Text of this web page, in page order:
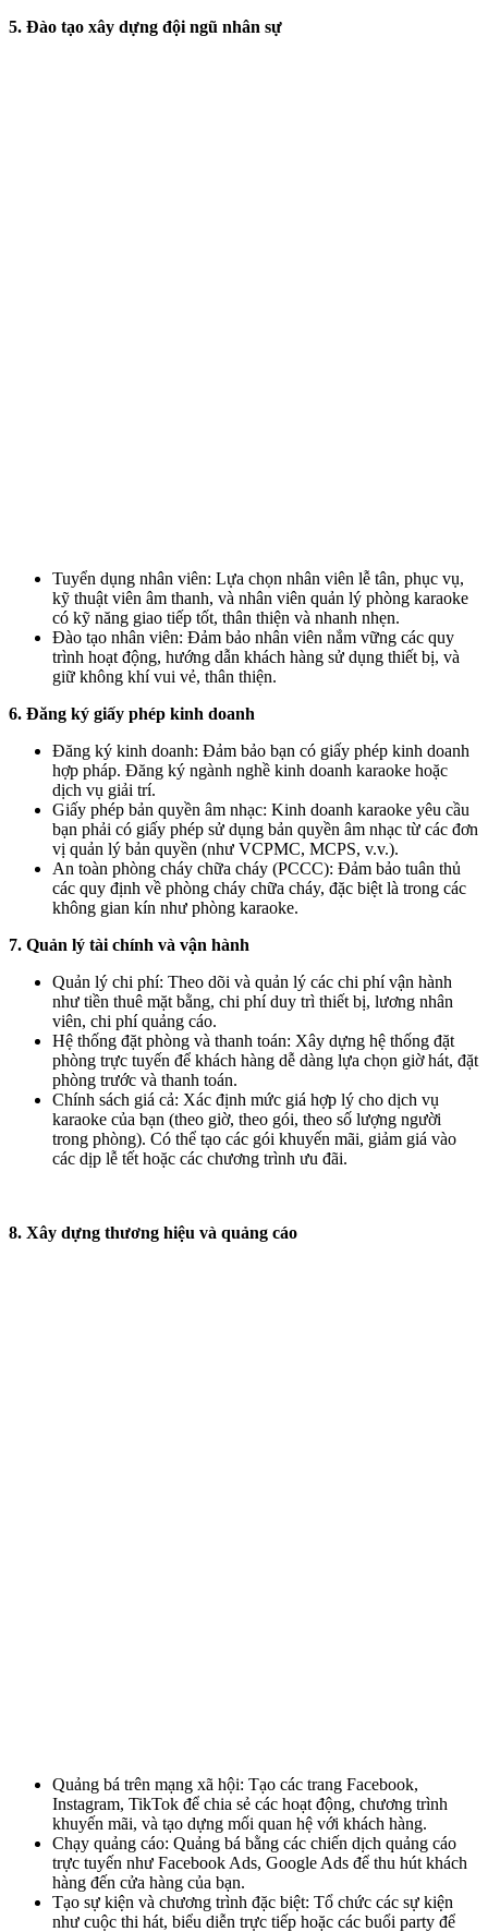
5. Đào tạo xây dựng đội ngũ nhân sự
Tuyển dụng nhân viên: Lựa chọn nhân viên lễ tân, phục vụ,
kỹ thuật viên âm thanh, và nhân viên quản lý phòng karaoke
có kỹ năng giao tiếp tốt, thân thiện và nhanh nhẹn.
Đào tạo nhân viên: Đảm bảo nhân viên nắm vững các quy
trình hoạt động, hướng dẫn khách hàng sử dụng thiết bị, và
giữ không khí vui vẻ, thân thiện.
6. Đăng ký giấy phép kinh doanh
Đăng ký kinh doanh: Đảm bảo bạn có giấy phép kinh doanh
hợp pháp. Đăng ký ngành nghề kinh doanh karaoke hoặc
dịch vụ giải trí.
Giấy phép bản quyền âm nhạc: Kinh doanh karaoke yêu cầu
bạn phải có giấy phép sử dụng bản quyền âm nhạc từ các đơn
vị quản lý bản quyền (như VCPMC, MCPS, v.v.).
An toàn phòng cháy chữa cháy (PCCC): Đảm bảo tuân thủ
các quy định về phòng cháy chữa cháy, đặc biệt là trong các
không gian kín như phòng karaoke.
7. Quản lý tài chính và vận hành
Quản lý chi phí: Theo dõi và quản lý các chi phí vận hành
như tiền thuê mặt bằng, chi phí duy trì thiết bị, lương nhân
viên, chi phí quảng cáo.
Hệ thống đặt phòng và thanh toán: Xây dựng hệ thống đặt
phòng trực tuyến để khách hàng dễ dàng lựa chọn giờ hát, đặt
phòng trước và thanh toán.
Chính sách giá cả: Xác định mức giá hợp lý cho dịch vụ
karaoke của bạn (theo giờ, theo gói, theo số lượng người
trong phòng). Có thể tạo các gói khuyến mãi, giảm giá vào
các dịp lễ tết hoặc các chương trình ưu đãi.
8. Xây dựng thương hiệu và quảng cáo
Quảng bá trên mạng xã hội: Tạo các trang Facebook,
Instagram, TikTok để chia sẻ các hoạt động, chương trình
khuyến mãi, và tạo dựng mối quan hệ với khách hàng.
Chạy quảng cáo: Quảng bá bằng các chiến dịch quảng cáo
trực tuyến như Facebook Ads, Google Ads để thu hút khách
hàng đến cửa hàng của bạn.
Tạo sự kiện và chương trình đặc biệt: Tổ chức các sự kiện
như cuộc thi hát, biểu diễn trực tiếp hoặc các buổi party để